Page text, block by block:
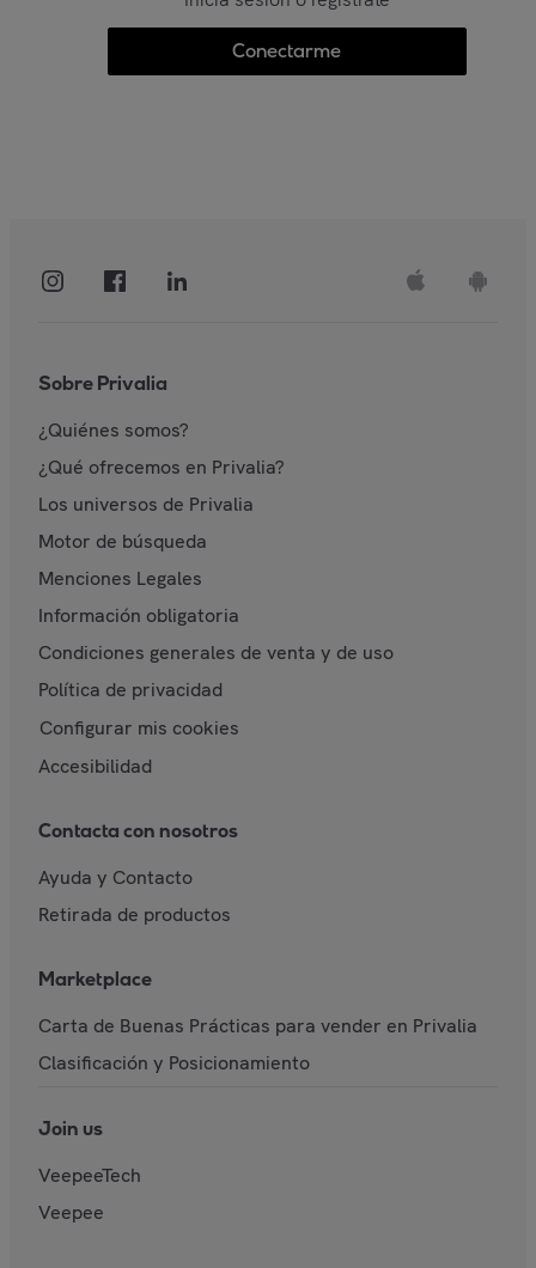
Conectarme
Sobre Privalia
¿Quiénes somos?
¿Qué ofrecemos en Privalia?
Los universos de Privalia
Motor de búsqueda
Menciones Legales
Información obligatoria
Condiciones generales de venta y de uso
Política de privacidad
Configurar mis cookies
Accesibilidad
Contacta con nosotros
Ayuda y Contacto
Retirada de productos
Marketplace
Carta de Buenas Prácticas para vender en Privalia
Clasificación y Posicionamiento
Join us
VeepeeTech
Veepee